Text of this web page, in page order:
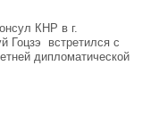
КНР в г.
Гоцзэ встретился с
дипломатической